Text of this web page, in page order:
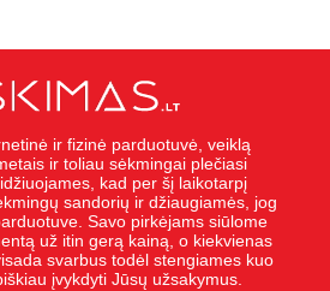
ir fizinė parduotuvė, veiklą
ir toliau sėkmingai plečiasi
kad per šį laikotarpį
sandorių ir džiaugiamės, jog
Savo pirkėjams siūlome
už itin gerą kainą, o kiekvienas
svarbus todėl stengiames kuo
įvykdyti Jūsų užsakymus.